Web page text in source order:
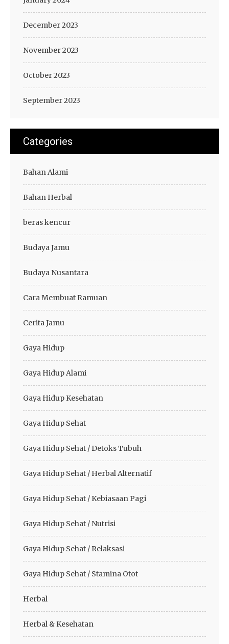
December 2023
November 2023
October 2023
September 2023
Categories
Bahan Alami
Bahan Herbal
beras kencur
Budaya Jamu
Budaya Nusantara
Cara Membuat Ramuan
Cerita Jamu
Gaya Hidup
Gaya Hidup Alami
Gaya Hidup Kesehatan
Gaya Hidup Sehat
Gaya Hidup Sehat / Detoks Tubuh
Gaya Hidup Sehat / Herbal Alternatif
Gaya Hidup Sehat / Kebiasaan Pagi
Gaya Hidup Sehat / Nutrisi
Gaya Hidup Sehat / Relaksasi
Gaya Hidup Sehat / Stamina Otot
Herbal
Herbal & Kesehatan